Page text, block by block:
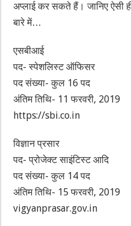
अप्लाई कर सकते हैं। जानिए ऐसी
बारे में…
एसबीआई
पद- स्पेशलिस्ट ऑफिसर
पद संख्या- कुल 16 पद
अंतिम तिथि- 11 फरवरी, 2019
https://sbi.co.in
विज्ञान प्रसार
पद- प्रोजेक्ट साइंटिस्ट आदि
पद संख्या- कुल 14 पद
अंतिम तिथि- 15 फरवरी, 2019
vigyanprasar.gov.in